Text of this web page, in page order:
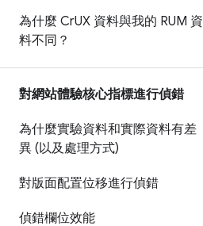
為什麼 CrUX 資料與我的 RUM 資
料不同？
對網站體驗核心指標進行偵錯
為什麼實驗資料和實際資料有差
異 (以及處理方式)
對版面配置位移進行偵錯
偵錯欄位效能